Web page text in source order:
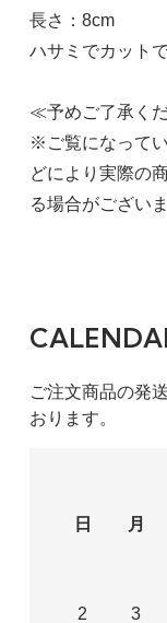
長さ：8cm
ハサミでカット
≪予めご了承く
※ご覧になって
どにより実際の
る場合がございま
ご注文商品の発
おります。
日
月
2 3